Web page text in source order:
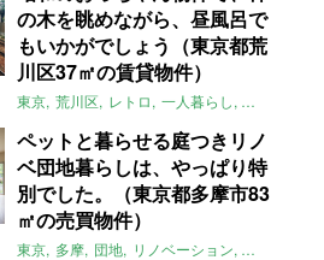
の木を眺めながら、昼風呂で
もいかがでしょう（東京都荒
川区37㎡の賃貸物件）
東京 荒川区 レトロ 一人暮らし タイル
ペットと暮らせる庭つきリノ
ベ団地暮らしは、やっぱり特
別でした。（東京都多摩市83
㎡の売買物件）
東京 多摩 団地 リノベーション 庭